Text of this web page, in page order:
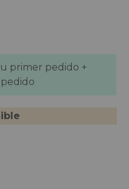
primer pedido +